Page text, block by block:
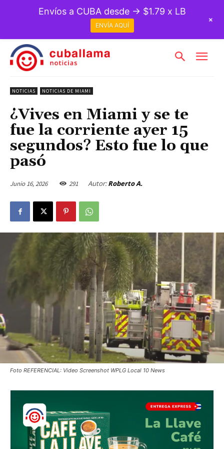
NOTICIAS NOTICIAS DE MIAMI
¿Vives en Miami y se te
fue la corriente ayer 15
segundos? Esto fue lo que
pasó
Junio 16, 2026 291 Autor: Roberto A.
Foto REFERENCIAL: Video Screenshot WPLG Local 10 News
Envíos a CUBA desde → $1.79 x LB
ENVÍA AQUÍ
+